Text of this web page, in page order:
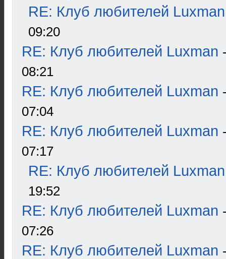
RE: Клуб любителей Luxman
09:20
RE: Клуб любителей Luxman
08:21
RE: Клуб любителей Luxman
07:04
RE: Клуб любителей Luxman
07:17
RE: Клуб любителей Luxman
19:52
RE: Клуб любителей Luxman
07:26
RE: Клуб любителей Luxman